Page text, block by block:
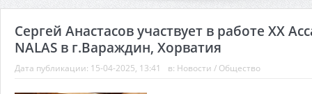
Сергей Анастасов участвует в работе XX
NALAS в г.Вараждин, Хорватия
Дата публикации: 15-04-2025, 13:41 в: Новости / Общество